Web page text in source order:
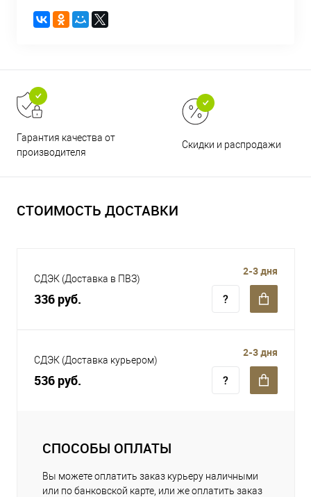
Гарантия качества от
производителя
Скидки и распродажи
СТОИМОСТЬ ДОСТАВКИ
СДЭК (Доставка в ПВЗ)
336 руб.
2-3 дня
СДЭК (Доставка курьером)
536 руб.
2-3 дня
СПОСОБЫ ОПЛАТЫ
Вы можете оплатить заказ курьеру наличными
или по банковской карте, или же оплатить заказ